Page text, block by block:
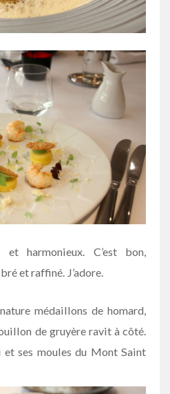
et harmonieux. C’est bon,
et raffiné. J’adore.
médaillons de homard,
de gruyère ravit à côté.
ses moules du Mont Saint